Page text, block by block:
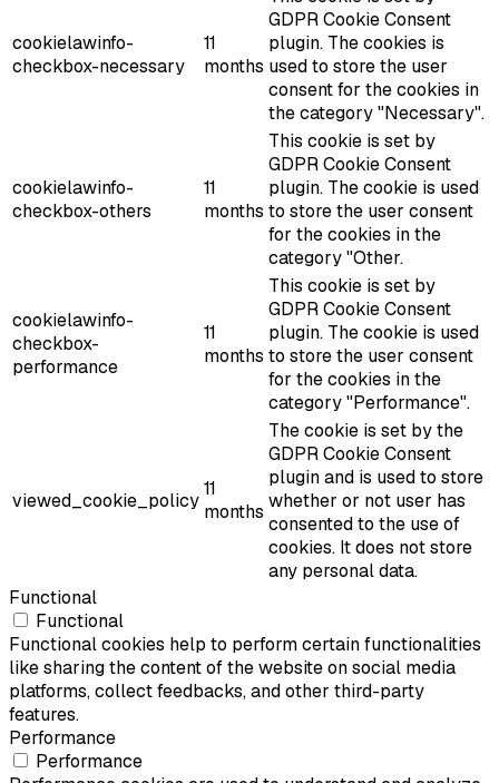
cookielawinfo-
checkbox-necessary
11
months
GDPR Cookie Consent
plugin. The cookies is
used to store the user
consent for the cookies in
the category "Necessary".
cookielawinfo-
checkbox-others
11
months
This cookie is set by
GDPR Cookie Consent
plugin. The cookie is used
to store the user consent
for the cookies in the
category "Other.
cookielawinfo-
checkbox-
performance
11
months
This cookie is set by
GDPR Cookie Consent
plugin. The cookie is used
to store the user consent
for the cookies in the
category "Performance".
viewed_cookie_policy
11
months
The cookie is set by the
GDPR Cookie Consent
plugin and is used to store
whether or not user has
consented to the use of
cookies. It does not store
any personal data.
Functional
Functional
Functional cookies help to perform certain functionalities
like sharing the content of the website on social media
platforms, collect feedbacks, and other third-party
features.
Performance
Performance